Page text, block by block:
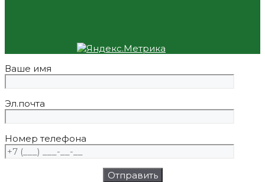
Ваше имя
Эл.почта
Номер телефона